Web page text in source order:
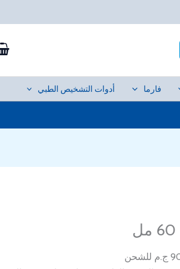
فارما أدوات التشخيص الطبي